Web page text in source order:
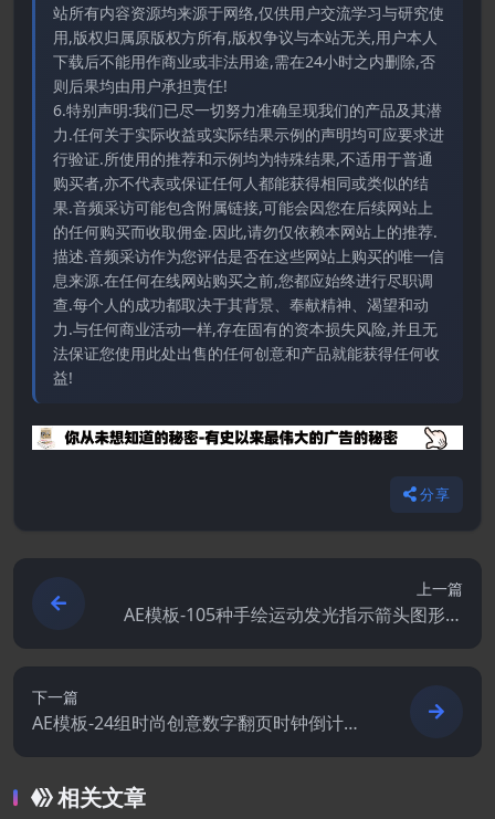
站所有内容资源均来源于网络,仅供用户交流学习与研究使
用,版权归属原版权方所有,版权争议与本站无关,用户本人
下载后不能用作商业或非法用途,需在24小时之内删除,否
则后果均由用户承担责任!
6.特别声明:我们已尽一切努力准确呈现我们的产品及其潜
力.任何关于实际收益或实际结果示例的声明均可应要求进
行验证.所使用的推荐和示例均为特殊结果,不适用于普通
购买者,亦不代表或保证任何人都能获得相同或类似的结
果.音频采访可能包含附属链接,可能会因您在后续网站上
的任何购买而收取佣金.因此,请勿仅依赖本网站上的推荐.
描述.音频采访作为您评估是否在这些网站上购买的唯一信
息来源.在任何在线网站购买之前,您都应始终进行尽职调
查.每个人的成功都取决于其背景、奉献精神、渴望和动
力.与任何商业活动一样,存在固有的资本损失风险,并且无
法保证您使用此处出售的任何创意和产品就能获得任何收
益!
分享
上一篇
AE模板-105种手绘运动发光指示箭头图形动
下一篇
AE模板-24组时尚创意数字翻页时钟倒计时
相关文章